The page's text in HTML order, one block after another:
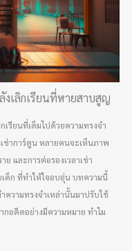
เลิกเรียนที่หายสาบสูญ
รียนที่เต็มไปด้วยความทรงจำ
ช่าการ์ตูน หลายคนจะเห็นภาพ
และการต่อรองเวลาเช่า
ด็ก ที่ทำให้ใจอบอุ่น บทความนี้
ความทรงจำเหล่านั้นมาปรับใช้
อดีตอย่างมีความหมาย ทำไม